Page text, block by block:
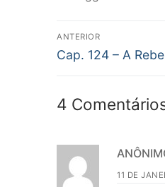
de
ANTERIOR
Post
Cap. 124 – A
4
11 DE